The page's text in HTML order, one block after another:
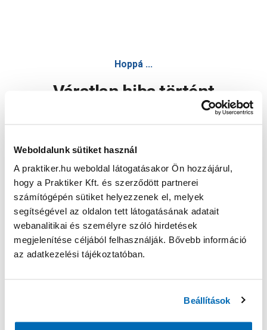
Weboldalunk sütiket használ
A praktiker.hu weboldal látogatásakor Ön hozzájárul,
hogy a Praktiker Kft. és szerződött partnerei
számítógépén sütiket helyezzenek el, melyek
segítségével az oldalon tett látogatásának adatait
webanalitikai és személyre szóló hirdetések
megjelenítése céljából felhasználják. Bővebb információ
az adatkezelési tájékoztatóban.
Beállítások
Hoppá ...
Váratlan hiba történt
Oldal újratöltése